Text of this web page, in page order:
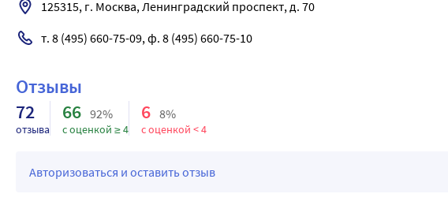
125315, г. Москва, Ленинградский проспект, д. 70
т. 8 (495) 660-75-09, ф. 8 (495) 660-75-10
Отзывы
72
отзыва
66 92%
с оценкой ≥ 4
6 8%
с оценкой < 4
Авторизоваться и оставить отзыв